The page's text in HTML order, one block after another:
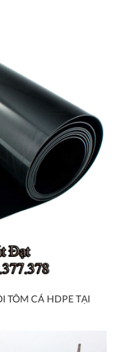
TÔM CÁ HDPE TẠI